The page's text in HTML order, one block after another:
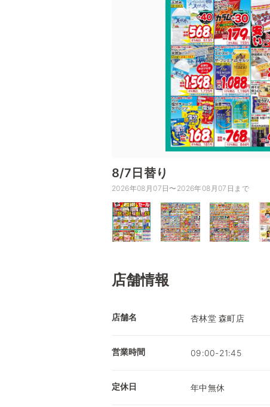
8/7日替り
2026年08月07日〜2026年08月07日まで
店舗情報
店舗名 杏林堂 森町店
営業時間 09:00-21:45
定休日 年中無休